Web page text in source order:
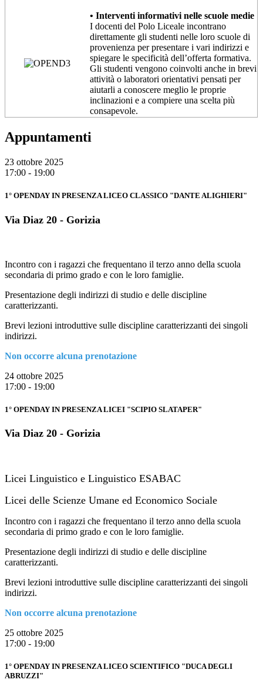
• Interventi informativi nelle scuole medie
I docenti del Polo Liceale incontrano
direttamente gli studenti nelle loro scuole di
provenienza per presentare i vari indirizzi e
spiegare le specificità dell’offerta formativa.
Gli studenti vengono coinvolti anche in brevi
attività o laboratori orientativi pensati per
aiutarli a conoscere meglio le proprie
inclinazioni e a compiere una scelta più
consapevole.
Appuntamenti
23 ottobre 2025
17:00 - 19:00
1° OPENDAY IN PRESENZA LICEO CLASSICO "DANTE ALIGHIERI"
Via Diaz 20 - Gorizia
Incontro con i ragazzi che frequentano il terzo anno della scuola
secondaria di primo grado e con le loro famiglie.
Presentazione degli indirizzi di studio e delle discipline
caratterizzanti.
Brevi lezioni introduttive sulle discipline caratterizzanti dei singoli
indirizzi.
Non occorre alcuna prenotazione
24 ottobre 2025
17:00 - 19:00
1° OPENDAY IN PRESENZA LICEI "SCIPIO SLATAPER"
Via Diaz 20 - Gorizia
Licei Linguistico e Linguistico ESABAC
Licei delle Scienze Umane ed Economico Sociale
Incontro con i ragazzi che frequentano il terzo anno della scuola
secondaria di primo grado e con le loro famiglie.
Presentazione degli indirizzi di studio e delle discipline
caratterizzanti.
Brevi lezioni introduttive sulle discipline caratterizzanti dei singoli
indirizzi.
Non occorre alcuna prenotazione
25 ottobre 2025
17:00 - 19:00
1° OPENDAY IN PRESENZA LICEO SCIENTIFICO "DUCA DEGLI
ABRUZZI"